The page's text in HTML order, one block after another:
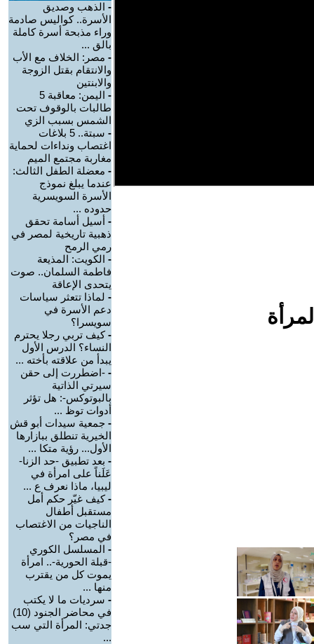
- الذهب وصديق
الأسرة.. كواليس صادمة
وراء مذبحة أسرة كاملة
بالق ...
- مصر: الخلاف مع الأب
والانتقام بقتل الزوجة
والابنتين
-
اليمن: معاقبة 5
طالبات بالوقوف تحت
الشمس بسبب الزي
-
سبتة.. 5 بلاغات
اغتصاب ونداءات لحماية
مغاربة مجتمع الميم
- معضلة الطفل الثالث:
عندما يبلغ نموذج
الأسرة السويسرية
حدوده ...
- أسيل أسامة تحقق
ذهبية تاريخية لمصر في
رمي الرمح
- الكويت: المذيعة
فاطمة السلمان.. صوت
يتحدى الإعاقة
- لماذا تتعثر سياسات
دعم الأسرة في
سويسرا؟
-كيف تربي رجلا يحترم
النساء؟ الدرس الأول
يبدأ من علاقته بأخته ...
- -اضطررت إلى حقن
سيرتي الذاتية
بالبوتوكس-: هل تؤثر
أدوات توظ ...
- جمعية سيدات أبو قش
الخيرية تنطلق ببازارها
الأول... رؤية متكا ...
- بعد تطبيق -حد الزنا-
عَلَناً على امرأة في
ليبيا، ماذا نعرف ع ...
-كيف غيّر حكم أمل
مستقبل أطفال
الناجيات من الاغتصاب
في مصر؟
- المسلسل الكوري
-قبلة الحورية-.. امرأة
يموت كل من يقترب
منها ...
- سرديات ما لا يكتب
في محاضر الجنود (10)
جدتي: المرأة التي سب
...